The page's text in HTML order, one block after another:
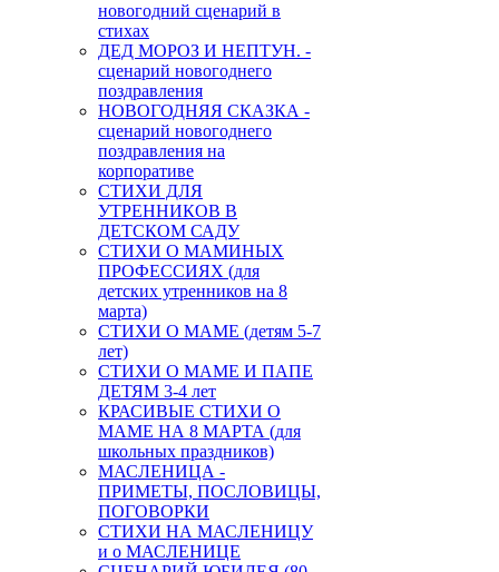
новогодний сценарий в
стихах
ДЕД МОРОЗ И НЕПТУН. -
сценарий новогоднего
поздравления
НОВОГОДНЯЯ СКАЗКА -
сценарий новогоднего
поздравления на
корпоративе
СТИХИ ДЛЯ
УТРЕННИКОВ В
ДЕТСКОМ САДУ
СТИХИ О МАМИНЫХ
ПРОФЕССИЯХ (для
детских утренников на 8
марта)
СТИХИ О МАМЕ (детям 5-7
лет)
СТИХИ О МАМЕ И ПАПЕ
ДЕТЯМ 3-4 лет
КРАСИВЫЕ СТИХИ О
МАМЕ НА 8 МАРТА (для
школьных праздников)
МАСЛЕНИЦА -
ПРИМЕТЫ, ПОСЛОВИЦЫ,
ПОГОВОРКИ
СТИХИ НА МАСЛЕНИЦУ
и о МАСЛЕНИЦЕ